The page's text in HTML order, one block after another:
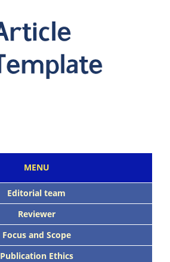
MENU
Editorial team
Reviewer
Focus and Scope
Publication Ethics